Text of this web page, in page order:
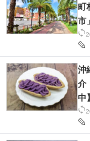
町
市
沖
介
中】